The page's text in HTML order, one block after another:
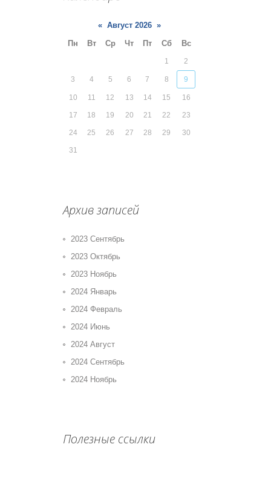
« Август 2026 »
Пн
Вт Ср Чт Пт Сб Вс
1 2
3 4 5 6 7 8 9
10 11 12 13 14 15 16
17 18 19 20 21 22 23
24 25 26 27 28 29 30
31
Архив записей
2023 Сентябрь
2023 Октябрь
2023 Ноябрь
2024 Январь
2024 Февраль
2024 Июнь
2024 Август
2024 Сентябрь
2024 Ноябрь
Полезные ссылки